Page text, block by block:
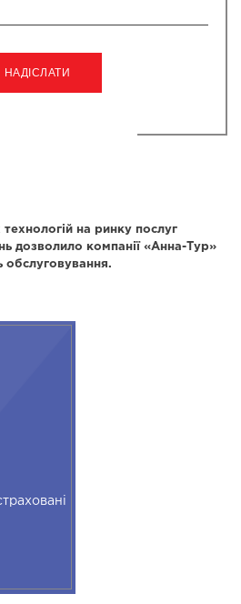
на ринку послуг
дозволило компанії «Анна-Тур»
обслуговування.